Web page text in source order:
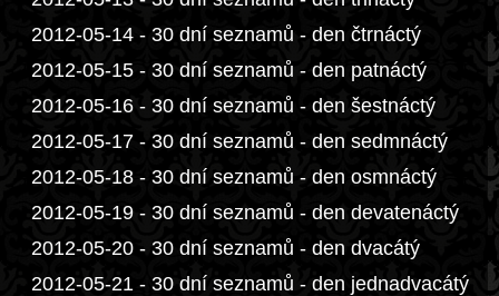
2012-05-14 - 30 dní seznamů - den čtrnáctý
2012-05-15 - 30 dní seznamů - den patnáctý
2012-05-16 - 30 dní seznamů - den šestnáctý
2012-05-17 - 30 dní seznamů - den sedmnáctý
2012-05-18 - 30 dní seznamů - den osmnáctý
2012-05-19 - 30 dní seznamů - den devatenáctý
2012-05-20 - 30 dní seznamů - den dvacátý
2012-05-21 - 30 dní seznamů - den jednadvacátý